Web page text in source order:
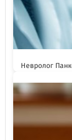
Невролог